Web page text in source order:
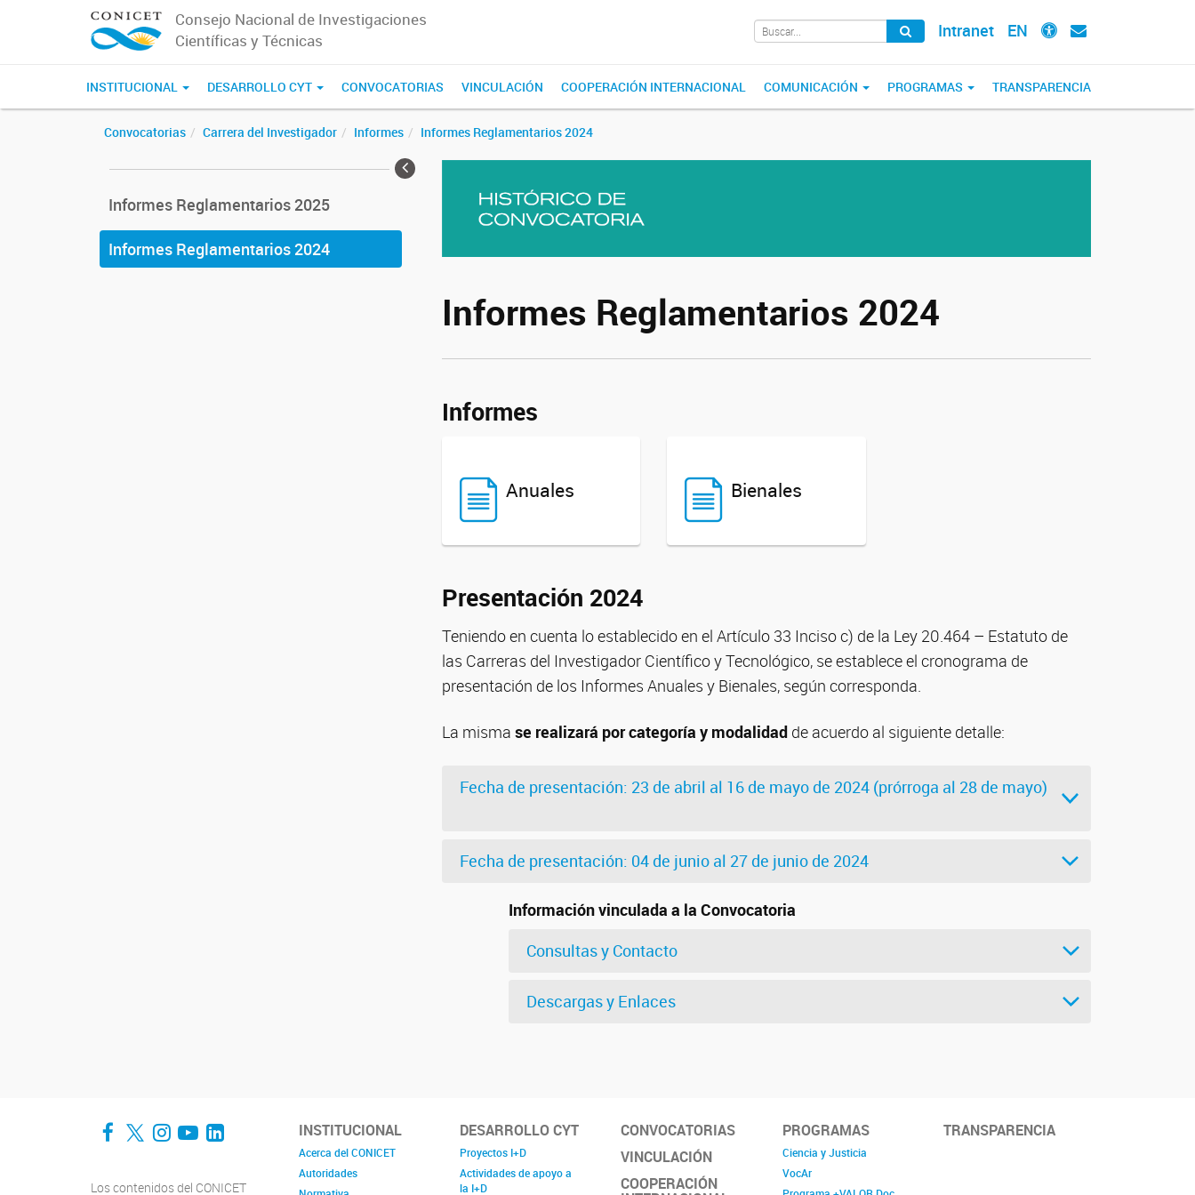
Consejo Nacional de Investigaciones
Científicas y Técnicas
Intranet EN
INSTITUCIONAL DESARROLLO CYT CONVOCATORIAS VINCULACIÓN COOPERACIÓN INTERNACIONAL COMUNICACIÓN PROGRAMAS TRANSPARENCIA
Convocatorias Carrera del Investigador Informes Informes Reglamentarios 2024
Informes Reglamentarios 2024
Informes
Anuales Bienales
Presentación 2024
Teniendo en cuenta lo establecido en el Artículo 33 Inciso c) de la Ley 20.464 – Estatuto de
las Carreras del Investigador Científico y Tecnológico, se establece el cronograma de
presentación de los Informes Anuales y Bienales, según corresponda.
La misma se realizará por categoría y modalidad de acuerdo al siguiente detalle:
Fecha de presentación: 23 de abril al 16 de mayo de 2024 (prórroga al 28 de mayo)
Fecha de presentación: 04 de junio al 27 de junio de 2024
Información vinculada a la Convocatoria
Consultas y Contacto
Descargas y Enlaces
Informes Reglamentarios 2025
Informes Reglamentarios 2024
Facebook
Twitter
Instagram
YouTube
LinkedIn
Los contenidos del CONICET
INSTITUCIONAL
Acerca del CONICET
Autoridades
DESARROLLO CYT
Proyectos I+D
Actividades de apoyo a
la I+D
CONVOCATORIAS
VINCULACIÓN
COOPERACIÓN
PROGRAMAS
Ciencia y Justicia
VocAr
TRANSPARENCIA